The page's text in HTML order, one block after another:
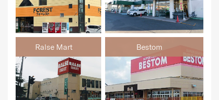
Ralse Mart Bestom